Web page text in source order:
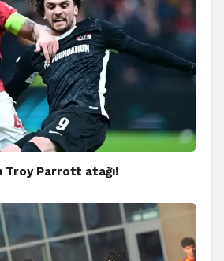
Troy Parrott atağı!